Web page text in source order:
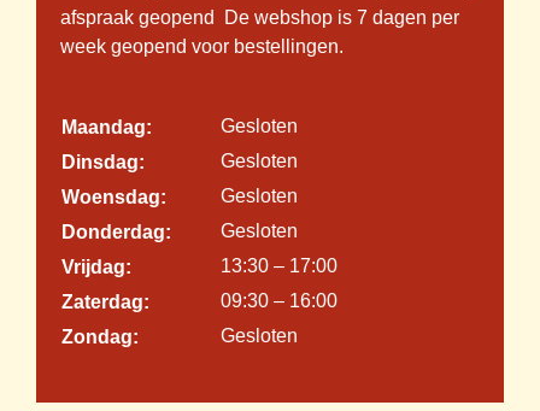
afspraak geopend De webshop is 7 dagen per
week geopend voor bestellingen.
Maandag:
Gesloten
Dinsdag:
Gesloten
Woensdag:
Gesloten
Donderdag:
Gesloten
Vrijdag:
13:30 – 17:00
Zaterdag:
09:30 – 16:00
Zondag:
Gesloten